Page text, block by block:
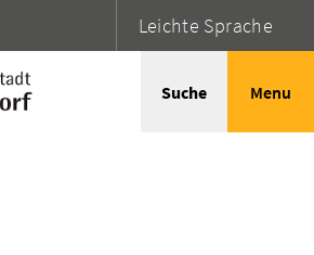
Leichte Sprache
Suche Menu